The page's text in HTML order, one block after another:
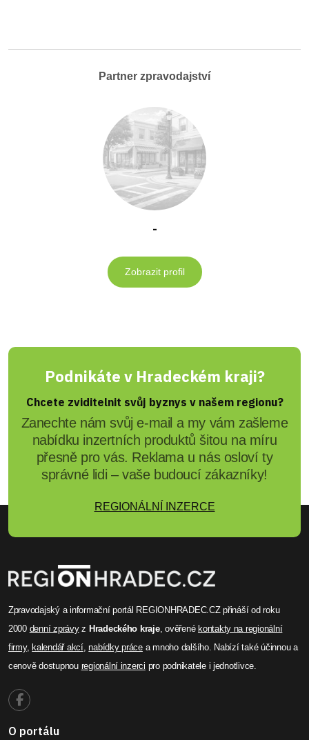
Partner zpravodajství
-
Zobrazit profil
Podnikáte v Hradeckém kraji?
Chcete zviditelnit svůj byznys v našem regionu?
Zanechte nám svůj e-mail a my vám zašleme
nabídku inzertních produktů šitou na míru
přesně pro vás. Reklama u nás osloví ty
správné lidi – vaše budoucí zákazníky!
REGIONÁLNÍ INZERCE
Zpravodajský a informační portál REGIONHRADEC.CZ přináší od roku
2000 denní zprávyz Hradeckého kraje, ověřené kontakty na regionální
firmy, kalendář akcí,nabídky prácea mnoho dalšího. Nabízí také účinnou a
cenově dostupnou regionální inzerci pro podnikatele i jednotlivce.
O portálu